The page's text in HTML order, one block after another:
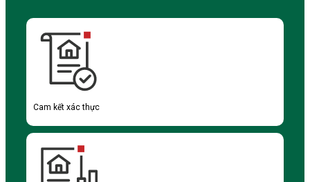
Cam kết xác thực